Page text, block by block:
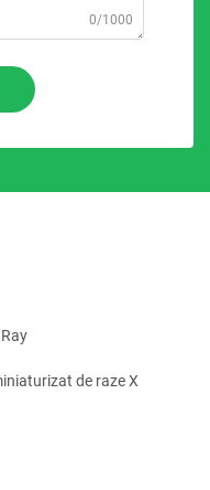
0/1000
de raze X